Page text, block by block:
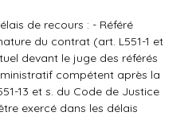
de recours : - Référé
du contrat (art. L551-1 et
devant le juge des référés
compétent après la
13 et s. du Code de Justice
exercé dans les délais